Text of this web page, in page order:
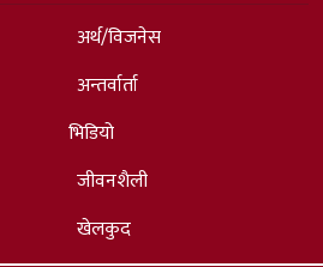
अर्थ/विजनेस
अन्तर्वार्ता
भिडियो
जीवनशैली
खेलकुद